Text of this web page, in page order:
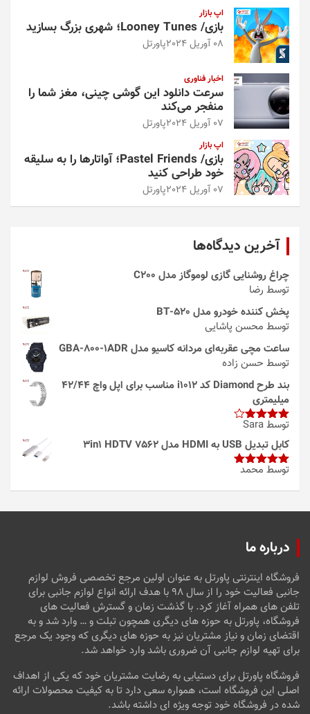
اپ بازار
بازی/ Looney Tunes؛ شهری بزرگ بسازید
08 آوریل 2024 پاورتل
اخبار فناوری
سرعت دانلود این گوشی چینی، مغز شما را
منفجر می‌کند
07 آوریل 2024 پاورتل
اپ بازار
بازی/ Pastel Friends؛ آواتارها را به سلیقه
خود طراحی کنید
07 آوریل 2024 پاورتل
آخرین دیدگاه‌ها
چراغ روشنایی گازی لوموگاز مدل C200
توسط رضا
پخش کننده خودرو مدل 520-BT
توسط محسن پاشایی
ساعت مچی عقربه‌ای مردانه کاسیو مدل GBA-800-1ADR
توسط حسن زاده
بند طرح Diamond کد i1012 مناسب برای اپل واچ 42/44
میلیمتری
امتیاز4
از 5
توسط Sara
کابل تبدیل USB به HDMI مدل 3in1 HDTV 7562
امتیاز5از
توسط محمد
درباره ما
فروشگاه اینترنتی پاورتل به عنوان اولین مرجع تخصصی فروش لوازم
جانبی فعالیت خود را از سال ۹۸ با هدف ارائه انواع لوازم جانبی برای
تلفن های همراه آغاز کرد. با گذشت زمان و گسترش فعالیت های
فروشگاه، پاورتل به حوزه های دیگری همچون تبلت و … وارد شد و به
اقتضای زمان و نیاز مشتریان نیز به حوزه های دیگری که وجود یک مرجع
برای تهیه لوازم جانبی آن ضروری باشد وارد خواهد شد.
فروشگاه پاورتل برای دستیابی به رضایت مشتریان خود که یکی از اهداف
اصلی این فروشگاه است، همواره سعی دارد تا به کیفیت محصولات ارائه
شده در فروشگاه خود توجه ویژه ای داشته باشد.